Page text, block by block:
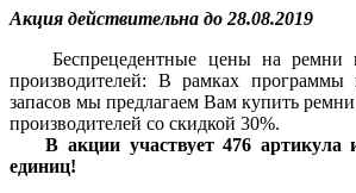
Акция действительна до 28.08.2019
Беспрецедентные цены на ремни
производителей: В рамках программы
запасов мы предлагаем Вам купить
производителей со скидкой 30%.
В акции участвует 476 артикула
единиц!